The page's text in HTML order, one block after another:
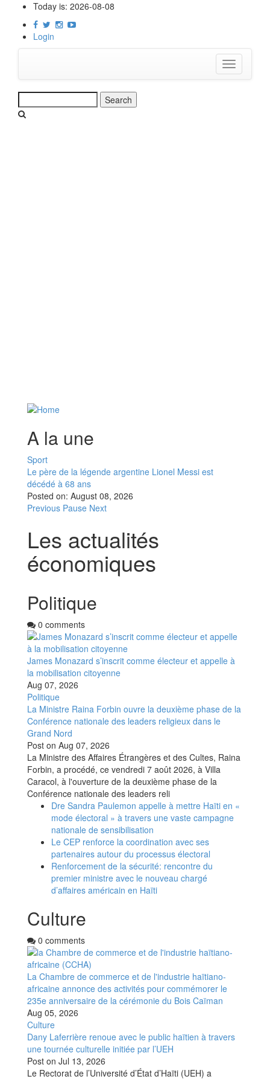
content
Today is: 2026-08-08
Login
Toggle
navigation
A la une
Sport
Le père de la légende argentine Lionel Messi est
décédé à 68 ans
Posted on: August 08, 2026
Previous Pause Next
Les actualités
économiques
Politique
0 comments
James Monazard s’inscrit comme électeur et appelle à
la mobilisation citoyenne
Aug 07, 2026
Politique
La Ministre Raina Forbin ouvre la deuxième phase de la
Conférence nationale des leaders religieux dans le
Grand Nord
Post on Aug 07, 2026
La Ministre des Affaires Étrangères et des Cultes, Raina
Forbin, a procédé, ce vendredi 7 août 2026, à Villa
Caracol, à l'ouverture de la deuxième phase de la
Conférence nationale des leaders reli
Dre Sandra Paulemon appelle à mettre Haïti en «
mode électoral » à travers une vaste campagne
nationale de sensibilisation
Le CEP renforce la coordination avec ses
partenaires autour du processus électoral
Renforcement de la sécurité: rencontre du
premier ministre avec le nouveau chargé
d’affaires américain en Haïti
Culture
0 comments
La Chambre de commerce et de l'industrie haïtiano-
africaine annonce des activités pour commémorer le
235e anniversaire de la cérémonie du Bois Caïman
Aug 05, 2026
Culture
Dany Laferrière renoue avec le public haïtien à travers
une tournée culturelle initiée par l’UEH
Post on Jul 13, 2026
Le Rectorat de l’Université d’État d’Haïti (UEH) a